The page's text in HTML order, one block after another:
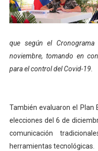
Mérida impulsa
Fomficc consolida
Niños de
Corposalud y
Entregan planta
Expertos
que según el
noviembre, tomando en
para el control del Covid-19.
También evaluaron el Plan
elecciones del 6 de
comunicación
herramientas tecnológicas.